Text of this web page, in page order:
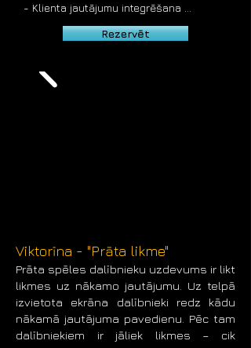
- Klienta jautājumu integrēšana
viktorīnā.
- Iespējama individuālu viktorīnas
- Jautājumos tiek izmantoti arī video,
audio, foto un citi interaktīvi elementi
- Erudīcijas spēli vada profesionāls un
atraktīvs pasākumu vadītājs.
- Viktorīna piemērota dažādiem
uzņēmumu pasākumiem, korporatīvajiem
pasākumiem, semināriem, darba
kolektīvu pasākumiem, team building
Rezervēt
Viktorīna - "Prāta likme"
Prāta spēles dalībnieku uzdevums ir likt
likmes uz nākamo jautājumu. Uz telpā
izvietota ekrāna dalībnieki redz kādu
nākamā jautājuma pavedienu. Pēc tam
dalībniekiem ir jāliek likmes – cik